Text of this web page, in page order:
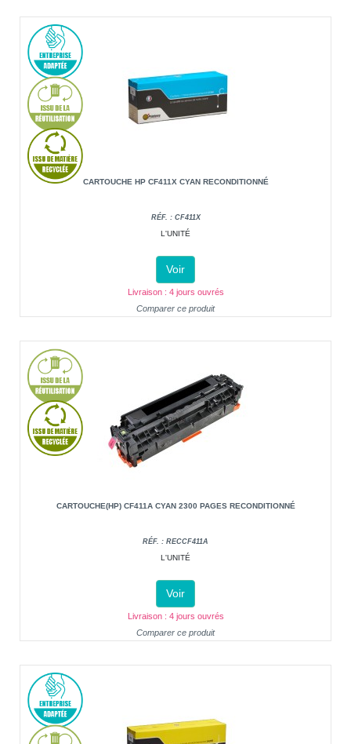
CARTOUCHE HP CF411X CYAN RECONDITIONNÉ
RÉF. : CF411X
L'UNITÉ
Voir
Livraison : 4 jours ouvrés
Comparer ce produit
CARTOUCHE(HP) CF411A CYAN 2300 PAGES RECONDITIONNÉ
RÉF. : RECCF411A
L'UNITÉ
Voir
Livraison : 4 jours ouvrés
Comparer ce produit